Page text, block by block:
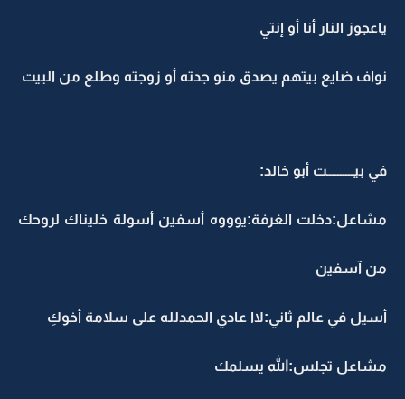
ياعجوز النار أنا أو إنتي
نواف ضايع بيتهم يصدق منو جدته أو زوجته وطلع من البيت
في بيــــــــــت أبو خالد:
مشاعل:دخلت الغرفة:يوووه أسفين أسولة خليناك لروحك
من آسفين
أسيل في عالم ثاني:لاا عادي الحمدلله على سلامة أخوكِ
مشاعل تجلس:الله يسلمك